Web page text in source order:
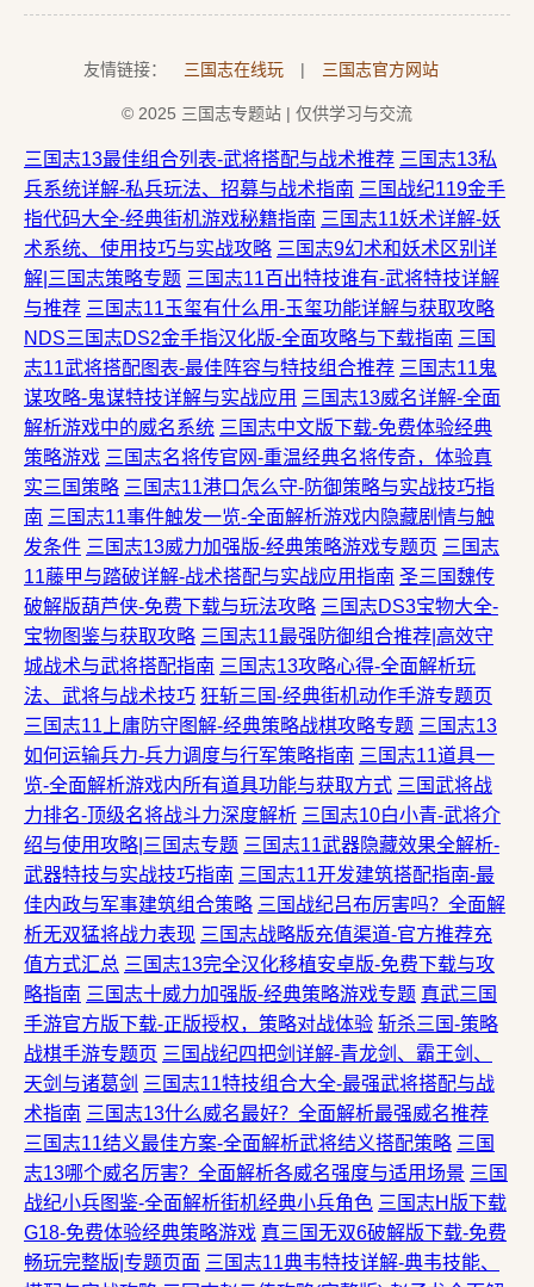
友情链接： 三国志在线玩 | 三国志官方网站
© 2025 三国志专题站 | 仅供学习与交流
三国志13最佳组合列表-武将搭配与战术推荐 三国志13私
兵系统详解-私兵玩法、招募与战术指南 三国战纪119金手
指代码大全-经典街机游戏秘籍指南 三国志11妖术详解-妖
术系统、使用技巧与实战攻略 三国志9幻术和妖术区别详
解|三国志策略专题 三国志11百出特技谁有-武将特技详解
与推荐 三国志11玉玺有什么用-玉玺功能详解与获取攻略
NDS三国志DS2金手指汉化版-全面攻略与下载指南 三国
志11武将搭配图表-最佳阵容与特技组合推荐 三国志11鬼
谋攻略-鬼谋特技详解与实战应用 三国志13威名详解-全面
解析游戏中的威名系统 三国志中文版下载-免费体验经典
策略游戏 三国志名将传官网-重温经典名将传奇，体验真
实三国策略 三国志11港口怎么守-防御策略与实战技巧指
南 三国志11事件触发一览-全面解析游戏内隐藏剧情与触
发条件 三国志13威力加强版-经典策略游戏专题页 三国志
11藤甲与踏破详解-战术搭配与实战应用指南 圣三国魏传
破解版葫芦侠-免费下载与玩法攻略 三国志DS3宝物大全-
宝物图鉴与获取攻略 三国志11最强防御组合推荐|高效守
城战术与武将搭配指南 三国志13攻略心得-全面解析玩
法、武将与战术技巧 狂斩三国-经典街机动作手游专题页
三国志11上庸防守图解-经典策略战棋攻略专题 三国志13
如何运输兵力-兵力调度与行军策略指南 三国志11道具一
览-全面解析游戏内所有道具功能与获取方式 三国武将战
力排名-顶级名将战斗力深度解析 三国志10白小青-武将介
绍与使用攻略|三国志专题 三国志11武器隐藏效果全解析-
武器特技与实战技巧指南 三国志11开发建筑搭配指南-最
佳内政与军事建筑组合策略 三国战纪吕布厉害吗？全面解
析无双猛将战力表现 三国志战略版充值渠道-官方推荐充
值方式汇总 三国志13完全汉化移植安卓版-免费下载与攻
略指南 三国志十威力加强版-经典策略游戏专题 真武三国
手游官方版下载-正版授权，策略对战体验 斩杀三国-策略
战棋手游专题页 三国战纪四把剑详解-青龙剑、霸王剑、
天剑与诸葛剑 三国志11特技组合大全-最强武将搭配与战
术指南 三国志13什么威名最好？全面解析最强威名推荐
三国志11结义最佳方案-全面解析武将结义搭配策略 三国
志13哪个威名厉害？全面解析各威名强度与适用场景 三国
战纪小兵图鉴-全面解析街机经典小兵角色 三国志H版下载
G18-免费体验经典策略游戏 真三国无双6破解版下载-免费
畅玩完整版|专题页面 三国志11典韦特技详解-典韦技能、